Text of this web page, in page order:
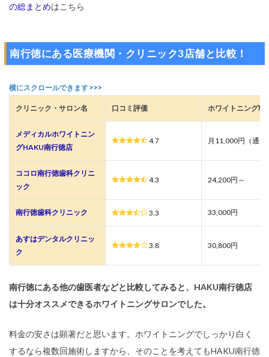
の総まとめはこちら
南行徳にある医療機関・クリニック3店舗と比較！
クリニック・サロン名 口コミ評価 ホワイトニング料
メディカルホワイトニン
グHAKU南行徳店
4.7 月11,000円（通い
ココロ南行徳歯科クリニ
ック
4.3 24,200円～
南行徳歯科クリニック 3.3 33,000円
あすはデンタルクリニッ
ク
3.8 30,800円
南行徳にある他の歯医者などと比較してみると、HAKU南行徳店
は十分オススメできるホワイトニングサロンでした。
料金の安さは顕著だと思います。ホワイトニングでしっかり白く
するなら複数回施術しますから、そのことを考えてもHAKU南行徳